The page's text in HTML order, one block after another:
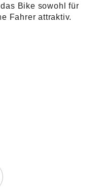
Bike sowohl für
Fahrer attraktiv.